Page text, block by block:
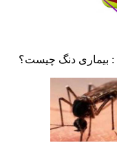
: بیماری دنگ چیست؟